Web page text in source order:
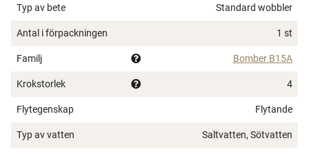
×
Typ av bete Standard wobbler
Antal i förpackningen 1 st
Familj Bomber B15A
Krokstorlek 4
Flytegenskap Flytande
Typ av vatten Saltvatten, Sötvatten